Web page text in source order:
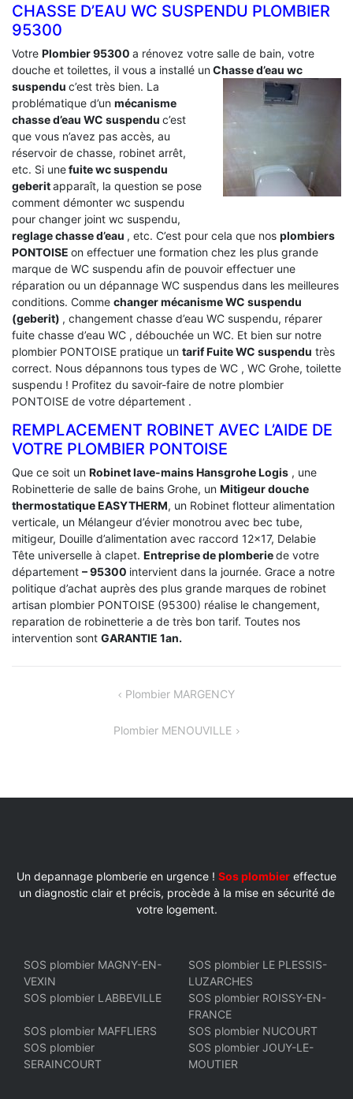
CHASSE D’EAU WC SUSPENDU PLOMBIER
95300
Votre Plombier 95300 a rénovez votre salle de bain, votre
douche et toilettes, il vous a installé unChasse d’eau wc
suspendu c’est très bien. La
problématique d’un mécanisme
chasse d’eau WC suspendu c’est
que vous n’avez pas accès, au
réservoir de chasse, robinet arrêt,
etc. Si unefuite wc suspendu
geberitapparaît, la question se pose
comment démonter wc suspendu
pour changer joint wc suspendu,
reglage chasse d’eau , etc. C’est pour cela que nos plombiers
PONTOISE on effectuer une formation chez les plus grande
marque de WC suspendu afin de pouvoir effectuer une
réparation ou un dépannage WC suspendus dans les meilleures
conditions. Comme changer mécanisme WC suspendu
(geberit) , changement chasse d’eau WC suspendu, réparer
fuite chasse d’eau WC , débouchée un WC. Et bien sur notre
plombier PONTOISE pratique un tarif Fuite WC suspendu très
correct. Nous dépannons tous types de WC , WC Grohe, toilette
suspendu ! Profitez du savoir-faire de notre plombier
PONTOISE de votre département .
REMPLACEMENT ROBINET AVEC L’AIDE DE
VOTRE PLOMBIER PONTOISE
Que ce soit un Robinet lave-mains Hansgrohe Logis , une
Robinetterie de salle de bains Grohe, un Mitigeur douche
thermostatique EASYTHERM, un Robinet flotteur alimentation
verticale, un Mélangeur d’évier monotrou avec bec tube,
mitigeur, Douille d’alimentation avec raccord 12×17, Delabie
Tête universelle à clapet. Entreprise de plomberiede votre
département – 95300 intervient dans la journée. Grace a notre
politique d’achat auprès des plus grande marques de robinet
artisan plombier PONTOISE (95300) réalise le changement,
reparation de robinetterie a de très bon tarif. Toutes nos
intervention sont GARANTIE 1an.
Plombier MARGENCY
Plombier MENOUVILLE
Un depannage plomberie en urgence ! Sos plombier effectue
un diagnostic clair et précis, procède à la mise en sécurité de
votre logement.
SOS plombier MAGNY-EN-
VEXIN
SOS plombier LE PLESSIS-
LUZARCHES
SOS plombier LABBEVILLE
SOS plombier ROISSY-EN-
FRANCE
SOS plombier MAFFLIERS
SOS plombier NUCOURT
SOS plombier
SERAINCOURT
SOS plombier JOUY-LE-
MOUTIER